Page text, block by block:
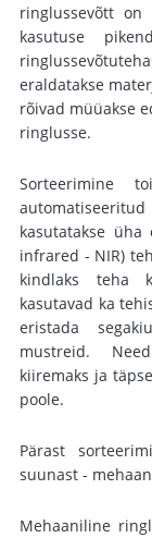
ringlussevõtt on
kasutuse
eraldatakse
rõivad müüakse
ringlusse.
Sorteerimine
kasutatakse
infrared - NIR)
kindlaks teha
kasutavad ka
eristada
mustreid.
kiiremaks ja
poole.
Pärast
suunast -
Mehaaniline